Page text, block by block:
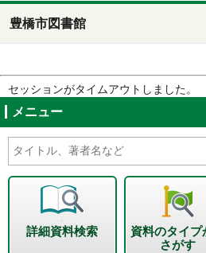
豊橋市図書館
セッションがタイムアウトしました。
メニュー
詳細資料検索
資料のタイプ
さがす